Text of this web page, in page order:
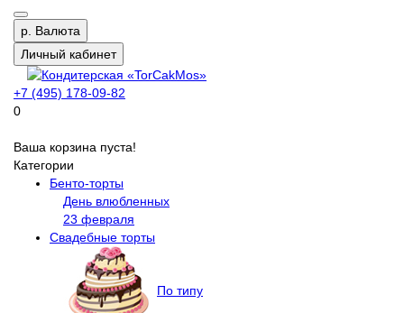
р. Валюта
Личный кабинет
+7 (495) 178-09-82
0
Ваша корзина пуста!
Категории
Бенто-торты
День влюбленных
23 февраля
Свадебные торты
По типу